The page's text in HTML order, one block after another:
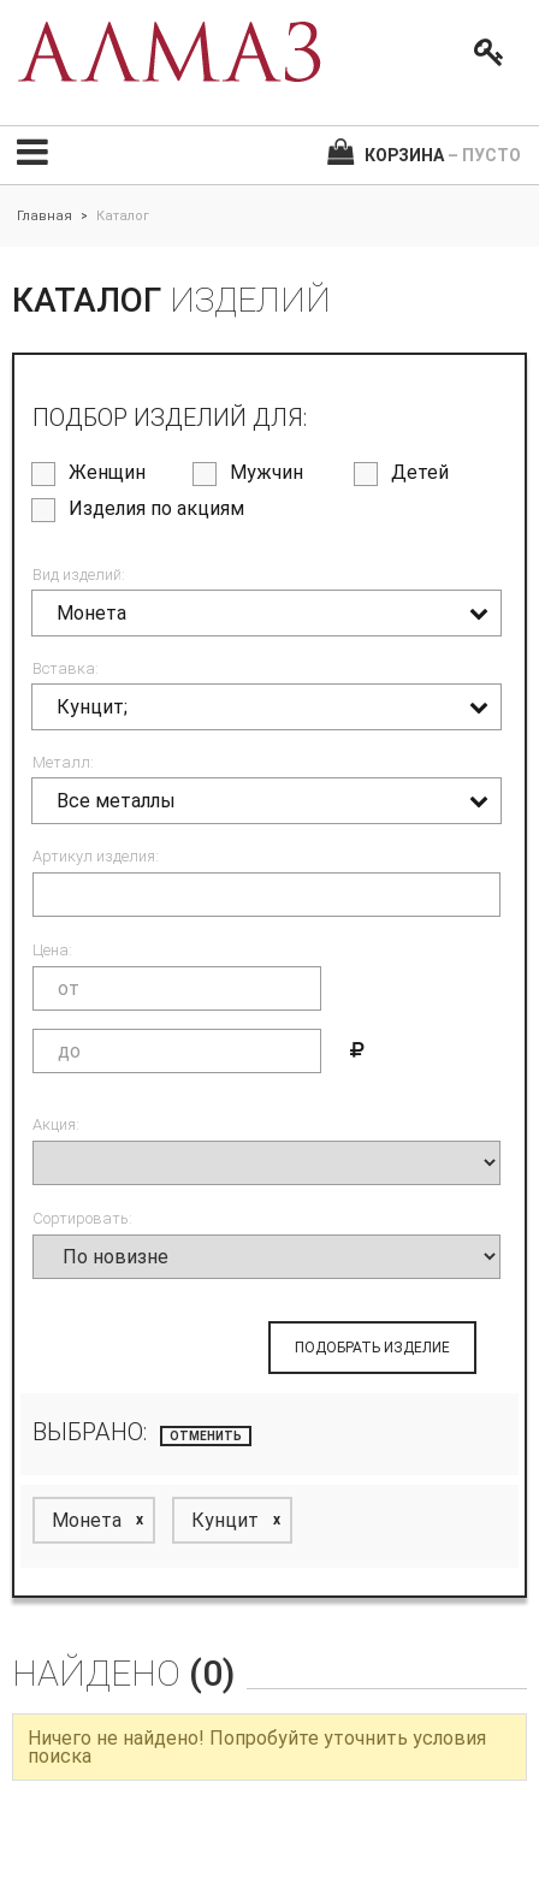
КОРЗИНА – ПУСТО
Главная > Каталог
КАТАЛОГ ИЗДЕЛИЙ
ПОДБОР ИЗДЕЛИЙ ДЛЯ:
Женщин Мужчин
Детей
Изделия по акциям
Вид изделий:
Монета
Вставка:
Кунцит;
Металл:
Все металлы
Артикул изделия:
Цена:
Акция:
Сортировать:
ПОДОБРАТЬ ИЗДЕЛИЕ
ВЫБРАНО: ОТМЕНИТЬ
Монета x Кунцит x
НАЙДЕНО (0)
Ничего не найдено! Попробуйте уточнить условия
поиска